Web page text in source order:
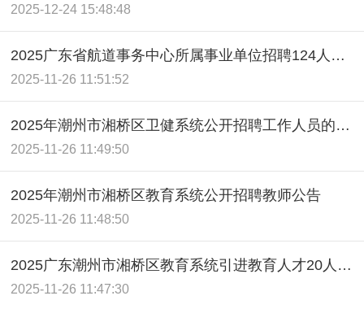
2025-12-24 15:48:48
2025广东省航道事务中心所属事业单位招聘124人公告
2025-11-26 11:51:52
2025年潮州市湘桥区卫健系统公开招聘工作人员的公告
2025-11-26 11:49:50
2025年潮州市湘桥区教育系统公开招聘教师公告
2025-11-26 11:48:50
2025广东潮州市湘桥区教育系统引进教育人才20人公告
2025-11-26 11:47:30